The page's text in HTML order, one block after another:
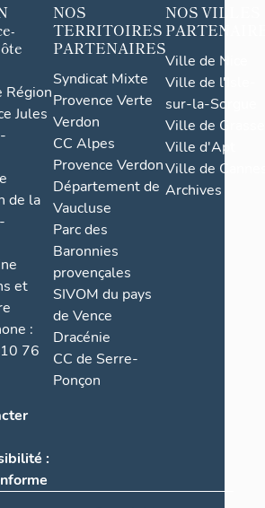
Région
Jules
de la
et
:
76
:
NOS
TERRITOIRES
PARTENAIRES
Syndicat Mixte
Provence Verte
Verdon
CC Alpes
Provence Verdon
Département de
Vaucluse
Parc des
Baronnies
provençales
SIVOM du pays
de Vence
Dracénie
CC de Serre-
Ponçon
NOS VILLES
Ville de Nice
Ville de l'Isle-
sur-la-Sorgue
Ville de Grasse
Ville d'Apt
Ville de
Archives